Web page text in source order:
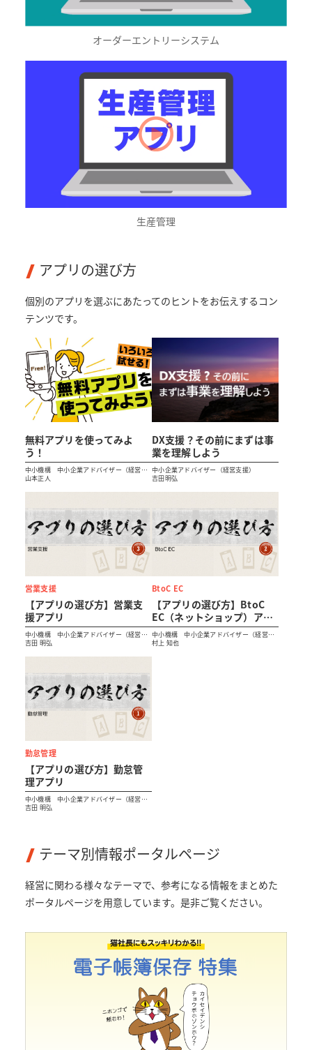
オーダーエントリーシステム
生産管理
アプリの選び方
個別のアプリを選ぶにあたってのヒントをお伝えするコン
テンツです。
無料アプリを使ってみよ
う！
中小機構 中小企業アドバイザー（経営支
援）
山本正人
DX支援？その前にまずは事
業を理解しよう
中小企業アドバイザー（経営支援）
吉田明弘
営業支援
【アプリの選び方】営業支
援アプリ
中小機構 中小企業アドバイザー（経営支
援）
吉田 明弘
BtoC EC
【アプリの選び方】BtoC
EC（ネットショップ）アプ
リ
中小機構 中小企業アドバイザー（経営支
援）
村上 知也
勤怠管理
【アプリの選び方】勤怠管
理アプリ
中小機構 中小企業アドバイザー（経営支
援）
吉田 明弘
テーマ別情報ポータルページ
経営に関わる様々なテーマで、参考になる情報をまとめた
ポータルページを用意しています。是非ご覧ください。